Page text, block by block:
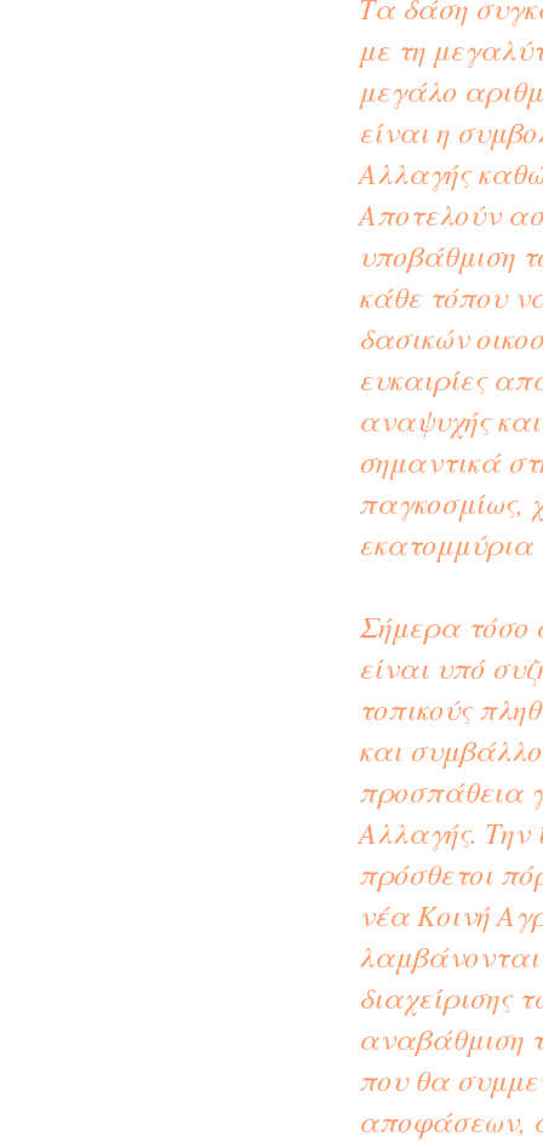
με τη
μεγάλο
είναι η
Αλλαγής
Αποτελούν
υποβάθμιση
κάθε τόπου
δασικών
ευκαιρίες
αναψυχής
σημαντικά
παγκοσμίως,
Σήμερα τόσο
είναι υπό
τοπικούς
και
προσπάθεια
Αλλαγής. Την
πρόσθετοι
νέα Κοινή
διαχείρισης
αναβάθμιση
που θα
αποφάσεων,